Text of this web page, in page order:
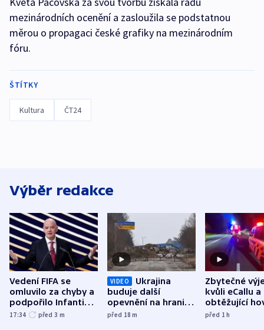
mezinárodních ocenění a zasloužila se podstatnou
měrou o propagaci české grafiky na mezinárodním
fóru.
ŠTÍTKY
Kultura ČT24
Výběr redakce
Vedení FIFA se
omluvilo za chyby a
podpořilo Infantina.
UEFA trvá na
17:34 před 3 m
VIDEO
Ukrajina
buduje další
opevnění na hranici
s Běloruskem
před 18m
Zbytečné
kvůli eCallu a
obtěžující
zdržují
před 1h